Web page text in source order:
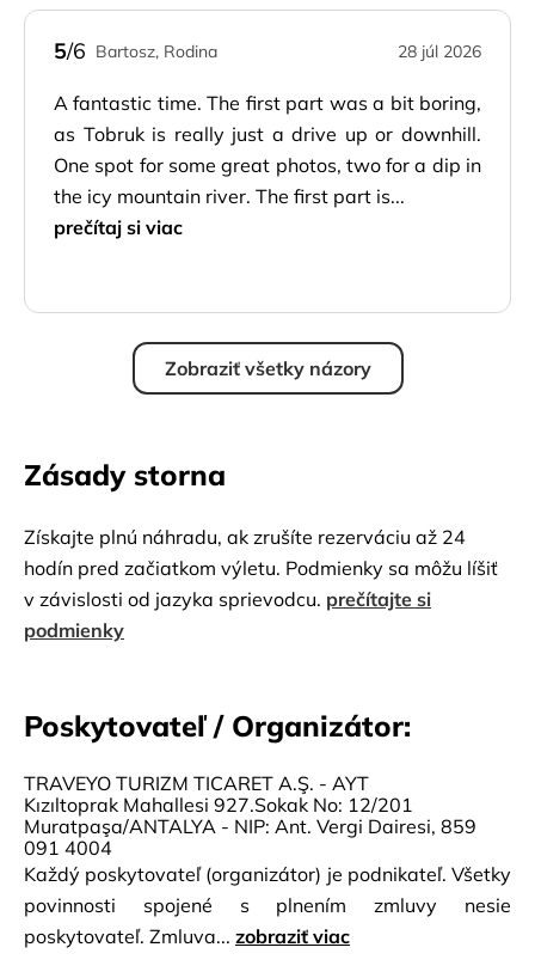
5/6 Bartosz, Rodina 28 júl 2026
A fantastic time. The first part was a bit boring,
as Tobruk is really just a drive up or downhill.
One spot for some great photos, two for a dip in
the icy mountain river. The first part is...
prečítaj si viac
Zobraziť všetky názory
Zásady storna
Získajte plnú náhradu, ak zrušíte rezerváciu až 24
hodín pred začiatkom výletu. Podmienky sa môžu líšiť
v závislosti od jazyka sprievodcu. prečítajte si
podmienky
Poskytovateľ / Organizátor:
TRAVEYO TURIZM TICARET A.Ş. - AYT
Kızıltoprak Mahallesi 927.Sokak No: 12/201
Muratpaşa/ANTALYA - NIP: Ant. Vergi Dairesi, 859
091 4004
Každý poskytovateľ (organizátor) je podnikateľ. Všetky
povinnosti spojené s plnením zmluvy nesie
poskytovateľ. Zmluva... zobraziť viac